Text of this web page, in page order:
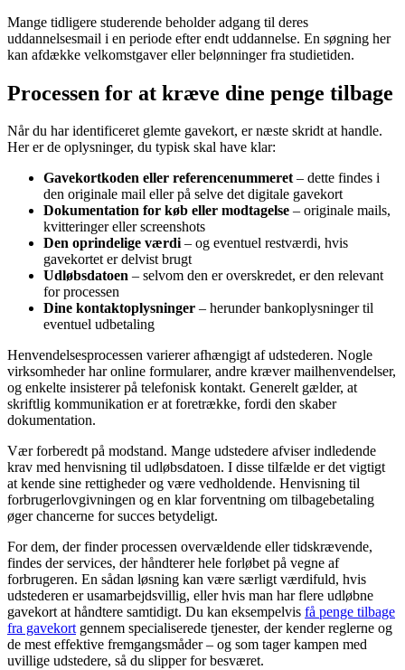
Mange tidligere studerende beholder adgang til deres
uddannelsesmail i en periode efter endt uddannelse. En søgning her
kan afdække velkomstgaver eller belønninger fra studietiden.
Processen for at kræve dine penge tilbage
Når du har identificeret glemte gavekort, er næste skridt at handle.
Her er de oplysninger, du typisk skal have klar:
Gavekortkoden eller referencenummeret– dette findes i
den originale mail eller på selve det digitale gavekort
Dokumentation for køb eller modtagelse – originale mails,
kvitteringer eller screenshots
Den oprindelige værdi– og eventuel restværdi, hvis
gavekortet er delvist brugt
Udløbsdatoen – selvom den er overskredet, er den relevant
for processen
Dine kontaktoplysninger – herunder bankoplysninger til
eventuel udbetaling
Henvendelsesprocessen varierer afhængigt af udstederen. Nogle
virksomheder har online formularer, andre kræver mailhenvendelser,
og enkelte insisterer på telefonisk kontakt. Generelt gælder, at
skriftlig kommunikation er at foretrække, fordi den skaber
dokumentation.
Vær forberedt på modstand. Mange udstedere afviser indledende
krav med henvisning til udløbsdatoen. I disse tilfælde er det vigtigt
at kende sine rettigheder og være vedholdende. Henvisning til
forbrugerlovgivningen og en klar forventning om tilbagebetaling
øger chancerne for succes betydeligt.
For dem, der finder processen overvældende eller tidskrævende,
findes der services, der håndterer hele forløbet på vegne af
forbrugeren. En sådan løsning kan være særligt værdifuld, hvis
udstederen er usamarbejdsvillig, eller hvis man har flere udløbne
gavekort at håndtere samtidigt. Du kan eksempelvis få penge tilbage
fra gavekortgennem specialiserede tjenester, der kender reglerne og
de mest effektive fremgangsmåder – og som tager kampen med
uvillige udstedere, så du slipper for besværet.